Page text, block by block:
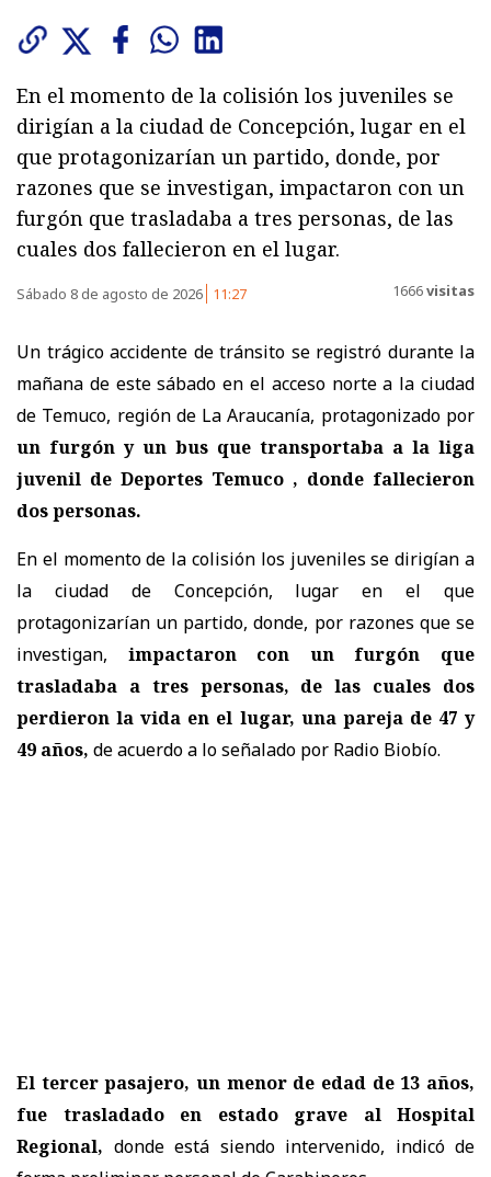
En el momento de la colisión los juveniles se
dirigían a la ciudad de Concepción, lugar en el
que protagonizarían un partido, donde, por
razones que se investigan, impactaron con un
furgón que trasladaba a tres personas, de las
cuales dos fallecieron en el lugar.
Sábado 8 de agosto de 2026 11:27 1666visitas
Un trágico accidente de tránsito se registró durante la
mañana de este sábado en el acceso norte a la ciudad
de Temuco, región de La Araucanía, protagonizado por
un furgón y un bus que transportaba a la liga
juvenil de Deportes Temuco , donde fallecieron
dos personas.
En el momento de la colisión los juveniles se dirigían a
la ciudad de Concepción, lugar en el que
protagonizarían un partido, donde, por razones que se
investigan, impactaron con un furgón que
trasladaba a tres personas, de las cuales dos
perdieron la vida en el lugar, una pareja de47 y
49 años, de acuerdo a lo señalado por Radio Biobío.
El tercer pasajero, un menor de edad de 13 años,
fue trasladado en estado grave al Hospital
Regional, donde está siendo intervenido, indicó de